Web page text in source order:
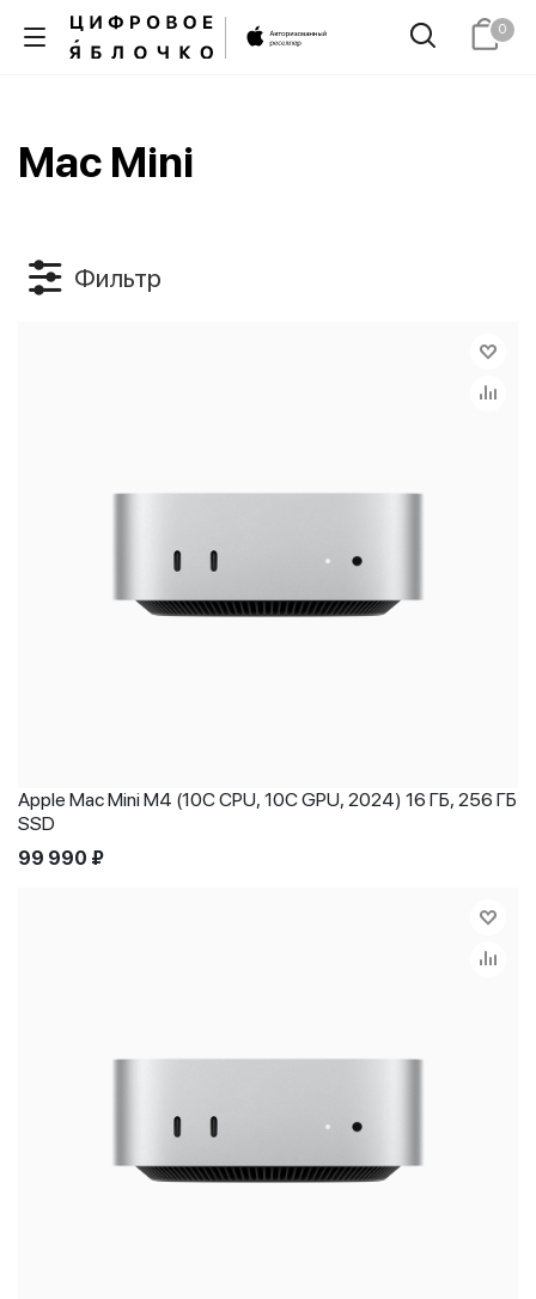
0
Mac Mini
Фильтр
Apple Mac Mini M4 (10C CPU, 10C GPU, 2024) 16 ГБ, 256 ГБ
SSD
99 990 ₽